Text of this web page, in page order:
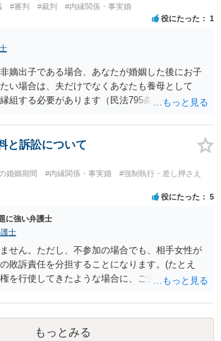
は追加着手金を請求できるようにしたりして最
報酬はもらえなくても気にしないというのが良
。 いずれにせよ、どういう形をとるにせよ、支
わらないと思いますので、そのとおりに支払っ
ずです。 基本的に弁護士に1時間動いてもらう
円くらいですので、あなたの事件に50時間以上費
排除額ベースの成功報酬が支払われないと弁護
悪い事件ということになるかと存じます。
#審判 #裁判 #内縁関係・事実婚
役にたった 1
嫡出子である場合、あなたが婚姻した後にお子
い場合は、夫だけでなくあなたも養母として
縁組する必要があります（民法795条本文）。これ
の関係のままではバランスに欠けるためである
そして、再婚後の養子縁組によって夫婦の共同
、血縁上の父親からの父を親権者とする協議に代
法819条5項）は認められないと考えます。 この
はありませんが、離婚後の親権者変更（民法819
離婚後に親権者が再婚して元夫婦の子と再婚相手
は、親権者変更の申立ては認められないとする
の判例で述べられている理由は民法819条5項の
考えられるからです。
と訴訟について
婚姻期間 #内縁関係・事実婚
#強制執行・差し押さえ
役にたった 5
に強い弁護士
士
せん。ただし、不参加の場合でも、相手女性が
敗訴責任を分担することになります。(たとえ
を行使してきたような場合に、ご主人から、今
、真相は分かりません。 ③ならないと思いま
りえます。 ⑥一般論ですが、裁判官は証拠に基
わけですから、証拠が大切です。 証拠をきちん
もっとみる